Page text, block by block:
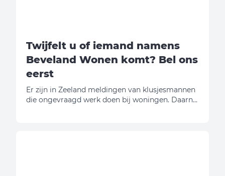
Twijfelt u of iemand namens
Beveland Wonen komt? Bel ons
eerst
Er zijn in Zeeland meldingen van klusjesmannen
die ongevraagd werk doen bij woningen. Daarna